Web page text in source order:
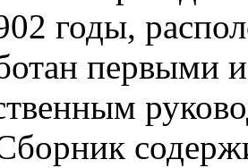
годы,
первыми